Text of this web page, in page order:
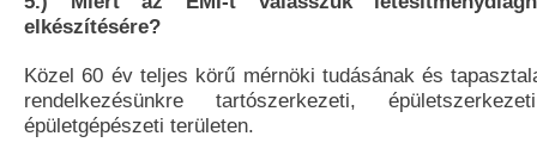
elkészítésére?
Közel 60 év teljes körű mérnöki tudásának és
rendelkezésünkre tartószerkezeti,
épületgépészeti területen.